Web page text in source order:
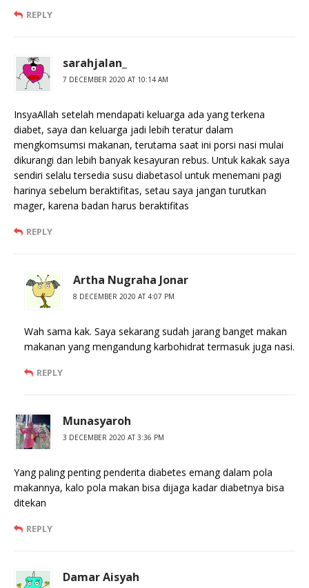
REPLY
sarahjalan_
7 DECEMBER 2020 AT 10:14 AM
InsyaAllah setelah mendapati keluarga ada yang terkena
diabet, saya dan keluarga jadi lebih teratur dalam
mengkomsumsi makanan, terutama saat ini porsi nasi mulai
dikurangi dan lebih banyak kesayuran rebus. Untuk kakak saya
sendiri selalu tersedia susu diabetasol untuk menemani pagi
harinya sebelum beraktifitas, setau saya jangan turutkan
mager, karena badan harus beraktifitas
REPLY
Artha Nugraha Jonar
8 DECEMBER 2020 AT 4:07 PM
Wah sama kak. Saya sekarang sudah jarang banget makan
makanan yang mengandung karbohidrat termasuk juga nasi.
REPLY
Munasyaroh
3 DECEMBER 2020 AT 3:36 PM
Yang paling penting penderita diabetes emang dalam pola
makannya, kalo pola makan bisa dijaga kadar diabetnya bisa
ditekan
REPLY
Damar Aisyah